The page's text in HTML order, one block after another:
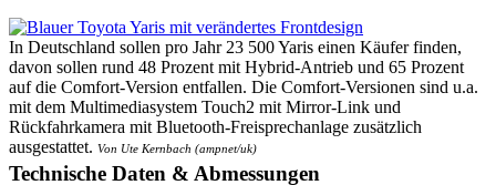
In Deutschland sollen pro Jahr 23 500 Yaris einen Käufer finden,
davon sollen rund 48 Prozent mit Hybrid-Antrieb und 65 Prozent
auf die Comfort-Version entfallen. Die Comfort-Versionen sind u.a.
mit dem Multimediasystem Touch2 mit Mirror-Link und
Rückfahrkamera mit Bluetooth-Freisprechanlage zusätzlich
ausgestattet. Von Ute Kernbach (ampnet/uk)
Technische Daten & Abmessungen